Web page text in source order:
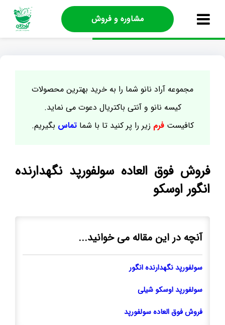
مشاوره و فروش
مجموعه آراد نانو شما را به خرید بهترین محصولات
کیسه نانو و آنتی باکتریال دعوت می نماید.
کافیستفرم زیر را پر کنید تا با شماتماس بگیریم.
فروش فوق العاده سولفورپد نگهدارنده
انگور اوسکو
آنچه در این مقاله می خوانید...
سولفورپد نگهدارنده انگور
سولفورپد اوسکو شیلی
فروش فوق العاده سولفورپد